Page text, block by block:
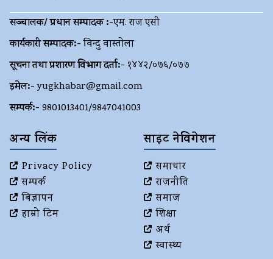
सञ्चालक/ प्रधान सम्पादक :-एम. राज एसी
कार्यकारी सम्पादक:-विन्दु वास्तोला
सूचना तथा प्रशारण विभाग दर्ता:- १४४२/०७६/०७७
इमेल:- yugkhabar@gmail.com
सम्पर्क:- 9801013401/9847041003
अन्य लिंक
Privacy Policy
सम्पर्क
बिज्ञापन
हाम्रो टिम
साइट नेविगेशन
समाचार
राजनीति
समाज
शिक्षा
अर्थ
स्वास्थ्य